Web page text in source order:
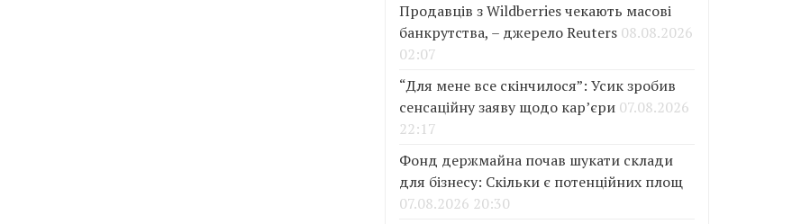
Продавців з Wildberries чекають масові
банкрутства, – джерело Reuters 08.08.2026
02:07
“Для мене все скінчилося”: Усик зробив
сенсаційну заяву щодо кар’єри 07.08.2026
22:17
Фонд держмайна почав шукати склади
для бізнесу: Скільки є потенційних площ
07.08.2026 20:30